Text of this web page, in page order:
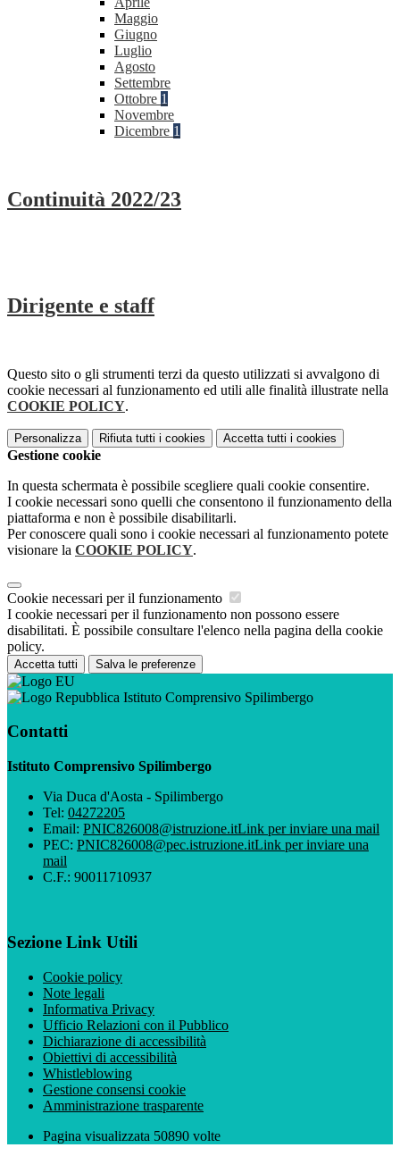
Maggio
Giugno
Luglio
Agosto
Settembre
Ottobre 1
Novembre
Dicembre 1
Continuità 2022/23
Dirigente e staff
Questo sito o gli strumenti terzi da questo utilizzati si avvalgono di
cookie necessari al funzionamento ed utili alle finalità illustrate nella
COOKIE POLICY.
Personalizza Rifiuta tutti i cookies Accetta tutti i cookies
Gestione cookie
In questa schermata è possibile scegliere quali cookie consentire.
I cookie necessari sono quelli che consentono il funzionamento della
piattaforma e non è possibile disabilitarli.
Per conoscere quali sono i cookie necessari al funzionamento potete
visionare la COOKIE POLICY.
Cookie necessari per il funzionamento
I cookie necessari per il funzionamento non possono essere
disabilitati. È possibile consultare l'elenco nella pagina della cookie
policy.
Accetta tutti Salva le preferenze
Istituto Comprensivo Spilimbergo
Contatti
Istituto Comprensivo Spilimbergo
Via Duca d'Aosta - Spilimbergo
Tel: 04272205
Email: PNIC826008@istruzione.itLink per inviare una mail
PEC: PNIC826008@pec.istruzione.itLink per inviare una
mail
C.F.: 90011710937
Sezione Link Utili
Cookie policy
Note legali
Informativa Privacy
Ufficio Relazioni con il Pubblico
Dichiarazione di accessibilità
Obiettivi di accessibilità
Whistleblowing
Gestione consensi cookie
Amministrazione trasparente
Pagina visualizzata 50890 volte